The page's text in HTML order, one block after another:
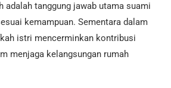
adalah tanggung jawab utama suami
kemampuan. Sementara dalam
istri mencerminkan kontribusi
menjaga kelangsungan rumah